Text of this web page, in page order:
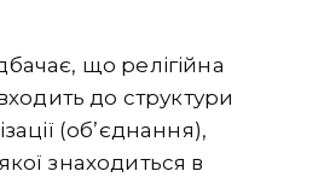
що релігійна
до структури
(об’єднання),
знаходиться в